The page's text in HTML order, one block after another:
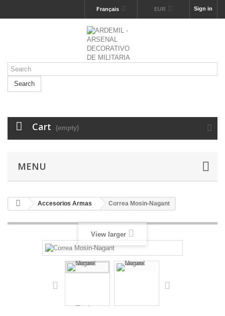
Sign in
EUR
Français
Search
Cart (empty)
MENU
Accesorios Armas Correa Mosin-Nagant
View larger